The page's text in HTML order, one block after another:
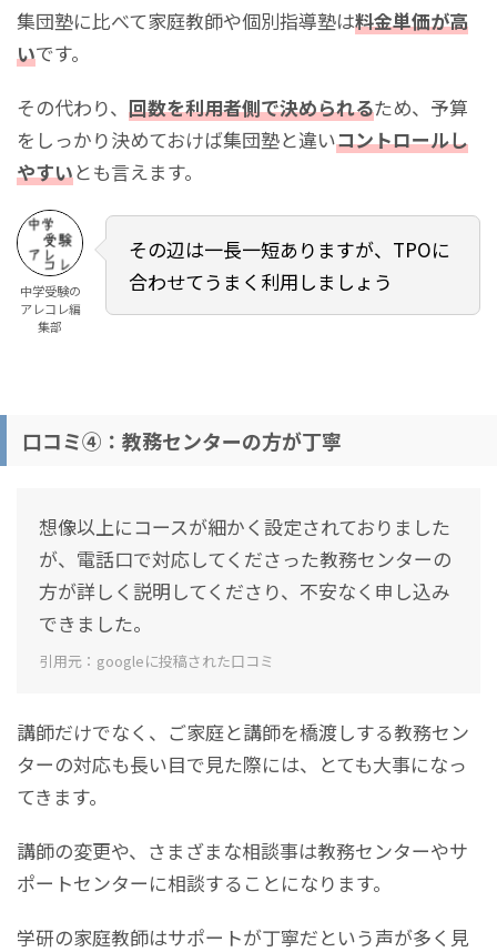
集団塾に比べて家庭教師や個別指導塾は料金単価が高
いです。
その代わり、 回数を利用者側で決められるため、予算
をしっかり決めておけば集団塾と違いコントロールし
やすいとも言えます。
中学受験の
アレコレ編
集部
その辺は一長一短ありますが、TPOに
合わせてうまく利用しましょう
口コミ④：教務センターの方が丁寧
想像以上にコースが細かく設定されておりました
が、電話口で対応してくださった教務センターの
方が詳しく説明してくださり、不安なく申し込み
できました。
引用元：googleに投稿された口コミ
講師だけでなく、ご家庭と講師を橋渡しする教務セン
ターの対応も長い目で見た際には、とても大事になっ
てきます。
講師の変更や、さまざまな相談事は教務センターやサ
ポートセンターに相談することになります。
学研の家庭教師はサポートが丁寧だという声が多く見